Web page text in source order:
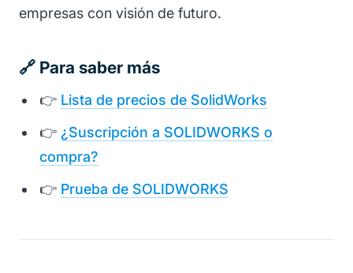
empresas con visión de futuro.
🔗 Para saber más
👉 Lista de precios de SolidWorks
👉 ¿Suscripción a SOLIDWORKS o
compra?
👉 Prueba de SOLIDWORKS